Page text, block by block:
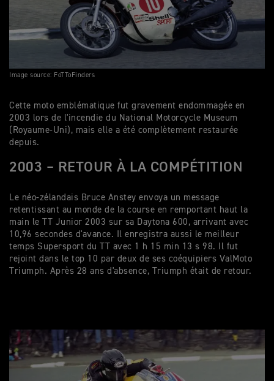
Image source: FoTToFinders
Cette moto emblématique fut gravement endommagée en
2003 lors de l'incendie du National Motorcycle Museum
(Royaume-Uni), mais elle a été complètement restaurée
depuis.
2003 – RETOUR À LA COMPÉTITION
Le néo-zélandais Bruce Anstey envoya un message
retentissant au monde de la course en remportant haut la
main le TT Junior 2003 sur sa Daytona 600, arrivant avec
10,96 secondes d'avance. Il enregistra aussi le meilleur
temps Supersport du TT avec 1 h 15 min 13 s 98. Il fut
rejoint dans le top 10 par deux de ses coéquipiers ValMoto
Triumph. Après 28 ans d'absence, Triumph était de retour.